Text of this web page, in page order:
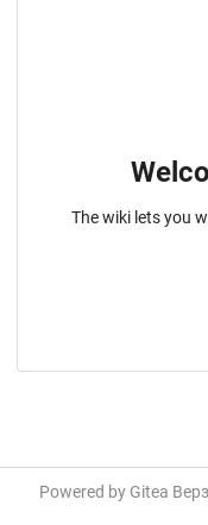
The wiki lets you
Powered by Gitea